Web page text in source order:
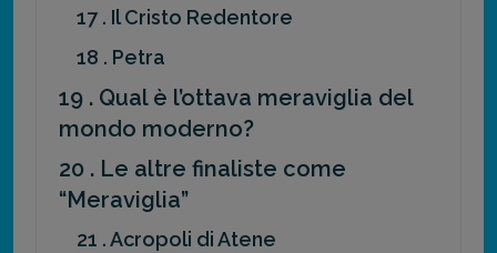
17 . Il Cristo Redentore
18 . Petra
19 . Qual è l’ottava meraviglia del
mondo moderno?
20 . Le altre finaliste come
“Meraviglia”
21 . Acropoli di Atene